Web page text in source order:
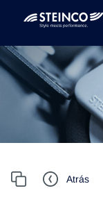
Atrás